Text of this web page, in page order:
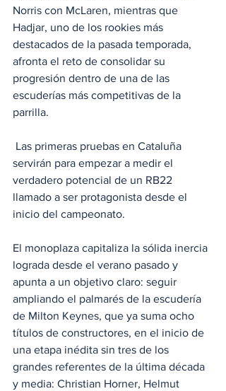
Norris con McLaren, mientras que
Hadjar, uno de los rookies más
destacados de la pasada temporada,
afronta el reto de consolidar su
progresión dentro de una de las
escuderías más competitivas de la
parrilla.
servirán para empezar a medir el
verdadero potencial de un RB22
llamado a ser protagonista desde el
inicio del campeonato.
El monoplaza capitaliza la sólida inercia
lograda desde el verano pasado y
apunta a un objetivo claro: seguir
ampliando el palmarés de la escudería
de Milton Keynes, que ya suma ocho
títulos de constructores, en el inicio de
una etapa inédita sin tres de los
grandes referentes de la última década
y media: Christian Horner, Helmut